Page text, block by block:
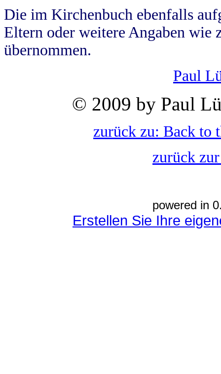
Die im Kirchenbuch ebenfalls
Eltern oder weitere Angaben wie
übernommen.
Paul
© 2009 by Paul
zurück zu: Back to
zurück
powered in
Erstellen Sie Ihre